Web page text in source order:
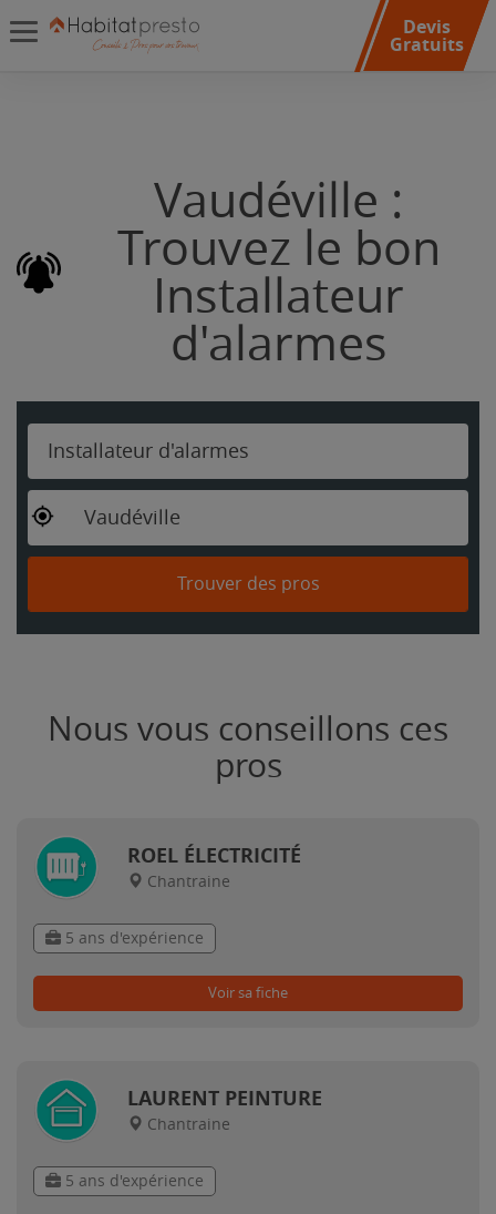
Devis
Gratuits
Vaudéville :
Trouvez le bon
Installateur
d'alarmes
Installateur d'alarmes
Vaudéville
Trouver des pros
Nous vous conseillons ces
pros
ROEL ÉLECTRICITÉ
Chantraine
5 ans d'expérience
Voir sa fiche
LAURENT PEINTURE
Chantraine
5 ans d'expérience